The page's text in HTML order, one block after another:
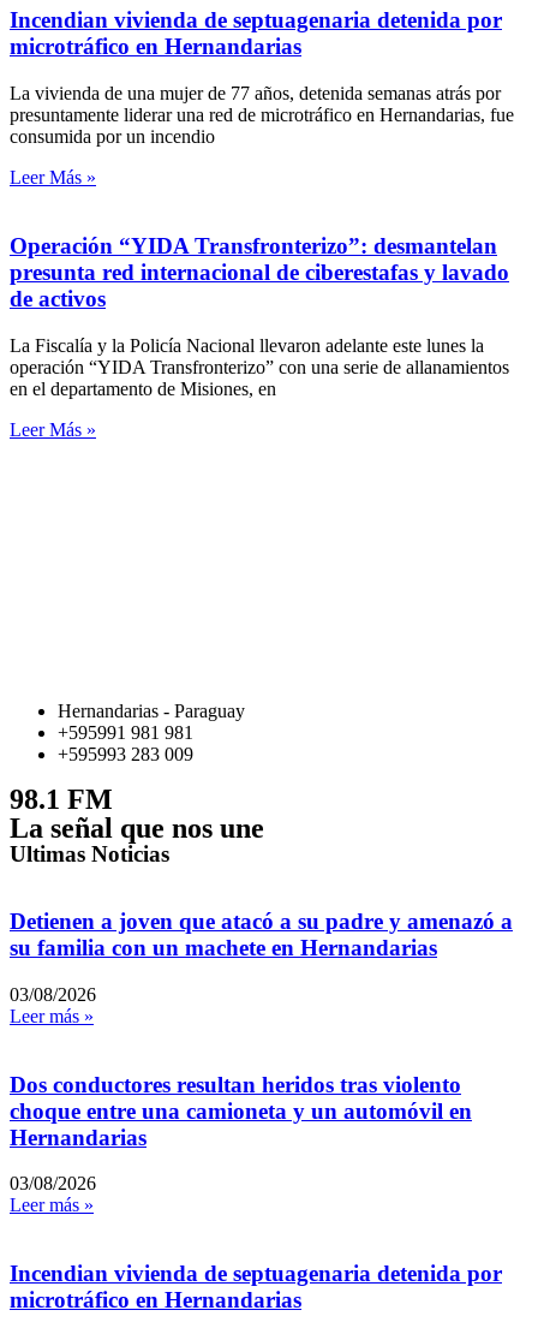
Incendian vivienda de septuagenaria detenida por
microtráfico en Hernandarias
La vivienda de una mujer de 77 años, detenida semanas atrás por
presuntamente liderar una red de microtráfico en Hernandarias, fue
consumida por un incendio
Leer Más »
Operación “YIDA Transfronterizo”: desmantelan
presunta red internacional de ciberestafas y lavado
de activos
La Fiscalía y la Policía Nacional llevaron adelante este lunes la
operación “YIDA Transfronterizo” con una serie de allanamientos
en el departamento de Misiones, en
Leer Más »
Hernandarias - Paraguay
+595991 981 981
+595993 283 009
98.1 FM
La señal que nos une
Ultimas Noticias
Detienen a joven que atacó a su padre y amenazó a
su familia con un machete en Hernandarias
03/08/2026
Leer más »
Dos conductores resultan heridos tras violento
choque entre una camioneta y un automóvil en
Hernandarias
03/08/2026
Leer más »
Incendian vivienda de septuagenaria detenida por
microtráfico en Hernandarias